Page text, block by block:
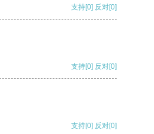
支持[0] 反对[0]
支持[0] 反对[0]
支持[0] 反对[0]